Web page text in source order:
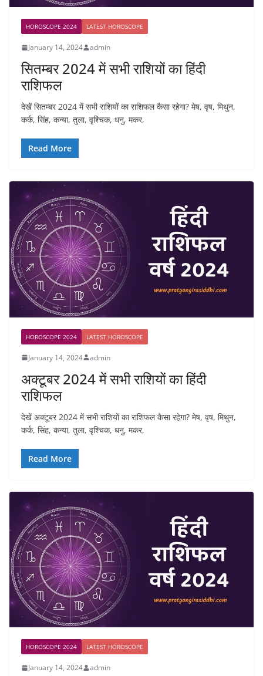
HOROSCOPE 2024 LATEST HOROSCOPE
January 14, 2024 admin
सितम्बर 2024 में सभी राशियों का हिंदी
राशिफल
देखें सितम्बर 2024 में सभी राशियों का राशिफल कैसा रहेगा? मेष, वृष, मिथुन,
कर्क, सिंह, कन्या, तुला, वृश्चिक, धनु, मकर,
Read More
HOROSCOPE 2024 LATEST HOROSCOPE
January 14, 2024 admin
अक्टूबर 2024 में सभी राशियों का हिंदी
राशिफल
देखें अक्टूबर 2024 में सभी राशियों का राशिफल कैसा रहेगा? मेष, वृष, मिथुन,
कर्क, सिंह, कन्या, तुला, वृश्चिक, धनु, मकर,
Read More
HOROSCOPE 2024 LATEST HOROSCOPE
January 14, 2024 admin